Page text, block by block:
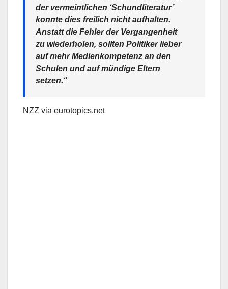
der vermeintlichen ‘Schundliteratur’
konnte dies freilich nicht aufhalten.
Anstatt die Fehler der Vergangenheit
zu wiederholen, sollten Politiker lieber
auf mehr Medienkompetenz an den
Schulen und auf mündige Eltern
setzen.“
NZZ via eurotopics.net